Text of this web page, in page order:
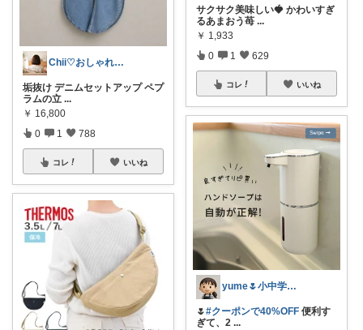
Chii♡おしゃれで可愛いもの
垢抜け デニムセットアップ ペプ
ラムの立 ...
￥ 16,800
0 1 788
コレ いいね
サクサク美味しい🍓 かわいすぎ
るあまおう苺 ...
￥ 1,933
0 1 629
コレ いいね
yume🌷小中学生ママ&家事グッズ
🌷#クーポンで40%OFF 便利す
ぎて、2 ...